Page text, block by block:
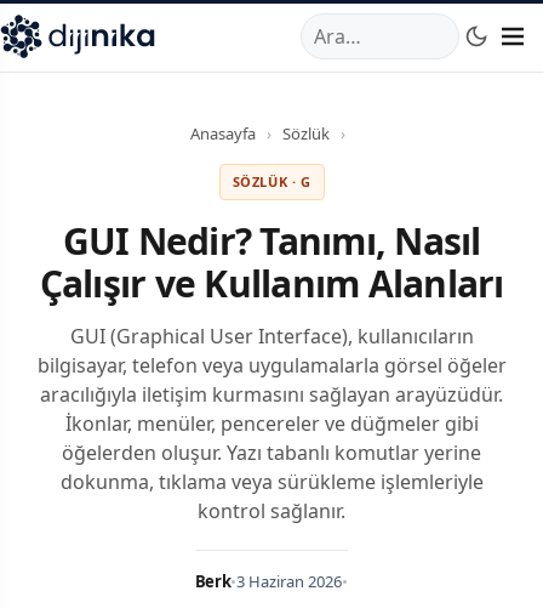
,Marmara Mahallesi,Beylikdüzü34520TRTelefon:0850
Anasayfa › Sözlük ›
SÖZLÜK · G
GUI Nedir? Tanımı, Nasıl
Çalışır ve Kullanım Alanları
GUI (Graphical User Interface), kullanıcıların
bilgisayar, telefon veya uygulamalarla görsel öğeler
aracılığıyla iletişim kurmasını sağlayan arayüzüdür.
İkonlar, menüler, pencereler ve düğmeler gibi
öğelerden oluşur. Yazı tabanlı komutlar yerine
dokunma, tıklama veya sürükleme işlemleriyle
kontrol sağlanır.
Berk•3 Haziran 2026•